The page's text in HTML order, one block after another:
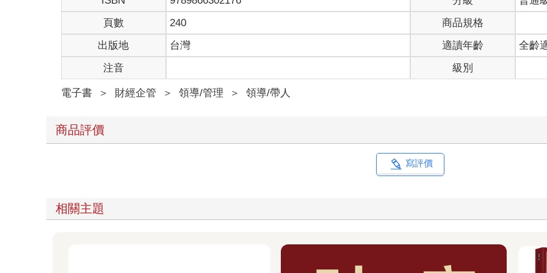
頁數
240
商品規格
出版地
台灣 適讀年齡
全齡
注音
級別
電子書 ＞ 財經企管 ＞ 領導/管理 ＞ 領導/帶人
商品評價
寫評價
相關主題